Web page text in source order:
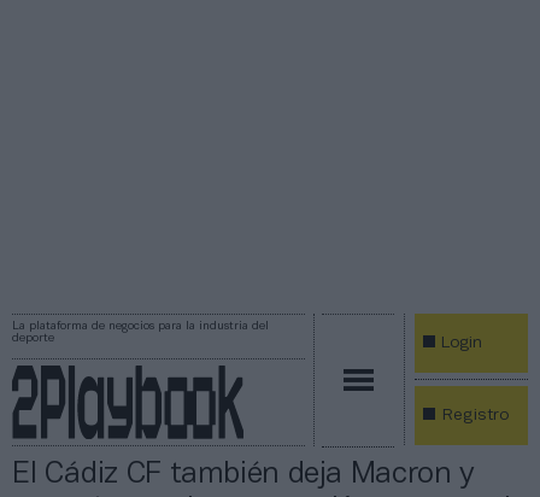
La plataforma de negocios para la industria del
deporte
Login
Registro
El Cádiz CF también deja Macron y